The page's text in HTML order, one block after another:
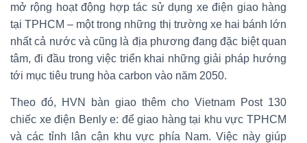
mở rộng hoạt động hợp tác sử dụng xe điện giao hàng
tại TPHCM – một trong những thị trường xe hai bánh lớn
nhất cả nước và cũng là địa phương đang đặc biệt quan
tâm, đi đầu trong việc triển khai những giải pháp hướng
tới mục tiêu trung hòa carbon vào năm 2050.
Theo đó, HVN bàn giao thêm cho Vietnam Post 130
chiếc xe điện Benly e: để giao hàng tại khu vực TPHCM
và các tỉnh lân cận khu vực phía Nam. Việc này giúp